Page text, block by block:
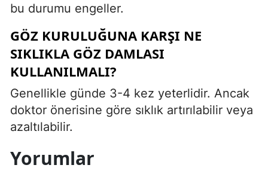
bu durumu engeller.
GÖZ KURULUĞUNA KARŞI NE
SIKLIKLA GÖZ DAMLASI
KULLANILMALI?
Genellikle günde 3-4 kez yeterlidir. Ancak
doktor önerisine göre sıklık artırılabilir veya
azaltılabilir.
Yorumlar